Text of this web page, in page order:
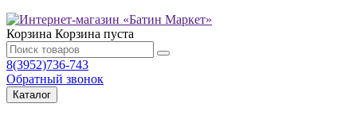
Корзина Корзина пуста
8(3952)736-743
Обратный звонок
Каталог